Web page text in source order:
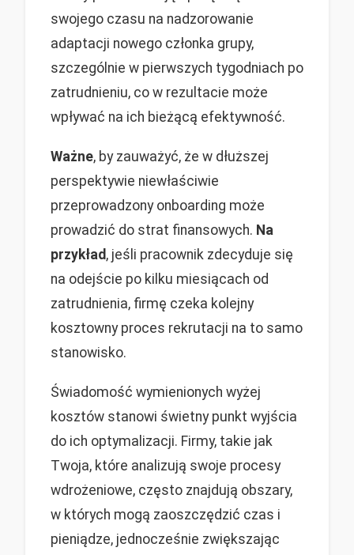
swojego czasu na nadzorowanie
adaptacji nowego członka grupy,
szczególnie w pierwszych tygodniach po
zatrudnieniu, co w rezultacie może
wpływać na ich bieżącą efektywność.
Ważne, by zauważyć, że w dłuższej
perspektywie niewłaściwie
przeprowadzony onboarding może
prowadzić do strat finansowych. Na
przykład, jeśli pracownik zdecyduje się
na odejście po kilku miesiącach od
zatrudnienia, firmę czeka kolejny
kosztowny proces rekrutacji na to samo
stanowisko.
Świadomość wymienionych wyżej
kosztów stanowi świetny punkt wyjścia
do ich optymalizacji. Firmy, takie jak
Twoja, które analizują swoje procesy
wdrożeniowe, często znajdują obszary,
w których mogą zaoszczędzić czas i
pieniądze, jednocześnie zwiększając